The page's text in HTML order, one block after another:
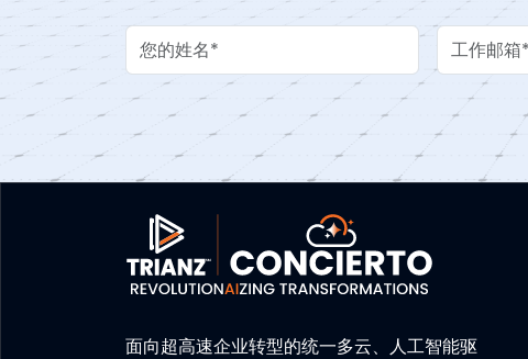
Your Name Work Email
面向超高速企业转型的统一多云、人工智能驱